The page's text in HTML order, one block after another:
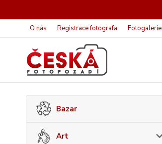
O nás Registrace fotografa Fotogalerie
Bazar
Art